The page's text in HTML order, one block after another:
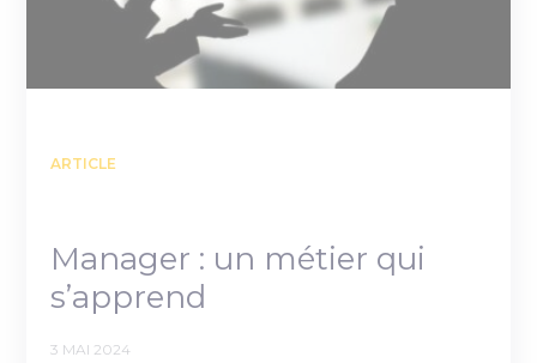
ARTICLE
Manager : un métier qui
s’apprend
3 MAI 2024